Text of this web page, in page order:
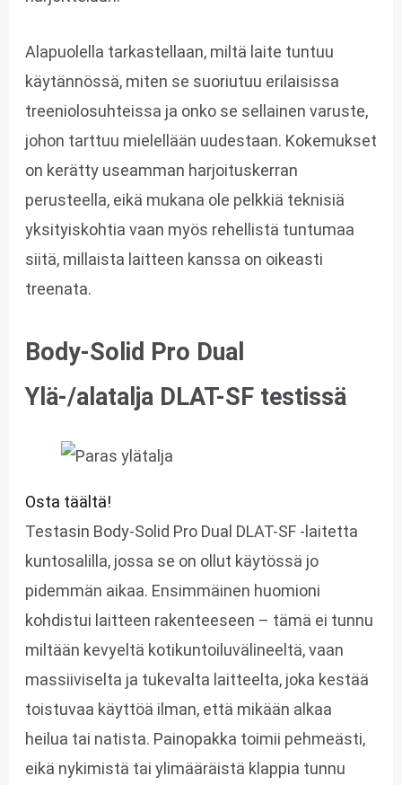
Alapuolella tarkastellaan, miltä laite tuntuu
käytännössä, miten se suoriutuu erilaisissa
treeniolosuhteissa ja onko se sellainen varuste,
johon tarttuu mielellään uudestaan. Kokemukset
on kerätty useamman harjoituskerran
perusteella, eikä mukana ole pelkkiä teknisiä
yksityiskohtia vaan myös rehellistä tuntumaa
siitä, millaista laitteen kanssa on oikeasti
treenata.
Body-Solid Pro Dual
Ylä-/alatalja DLAT-SF testissä
Osta täältä!
Testasin Body-Solid Pro Dual DLAT-SF -laitetta
kuntosalilla, jossa se on ollut käytössä jo
pidemmän aikaa. Ensimmäinen huomioni
kohdistui laitteen rakenteeseen – tämä ei tunnu
miltään kevyeltä kotikuntoiluvälineeltä, vaan
massiiviselta ja tukevalta laitteelta, joka kestää
toistuvaa käyttöä ilman, että mikään alkaa
heilua tai natista. Painopakka toimii pehmeästi,
eikä nykimistä tai ylimääräistä klappia tunnu